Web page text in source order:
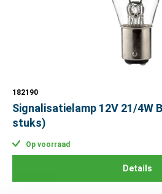
182190
Signalisatielamp 12V 21/4W
stuks)
Op voorraad
Details